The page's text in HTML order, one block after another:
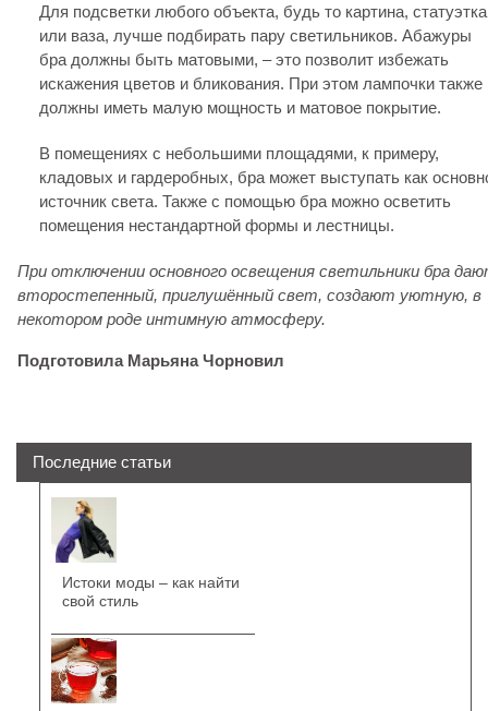
Для подсветки любого объекта, будь то картина, статуэтка
или ваза, лучше подбирать пару светильников. Абажуры
бра должны быть матовыми, – это позволит избежать
искажения цветов и бликования. При этом лампочки также
должны иметь малую мощность и матовое покрытие.
В помещениях с небольшими площадями, к примеру,
кладовых и гардеробных, бра может выступать как
источник света. Также с помощью бра можно осветить
помещения нестандартной формы и лестницы.
При отключении основного освещения светильники бра
второстепенный, приглушённый свет, создают уютную, в
некотором роде интимную атмосферу.
Подготовила Марьяна Чорновил
Последние статьи
Истоки моды – как найти
свой стиль